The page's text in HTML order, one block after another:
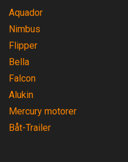
Aquador
Nimbus
Flipper
Bella
Falcon
Alukin
Mercury motorer
Båt-Trailer